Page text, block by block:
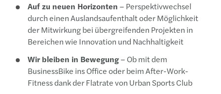
Auf zu neuen Horizonten – Perspektivwechsel
durch einen Auslandsaufenthalt oder Möglichkeit
der Mitwirkung bei übergreifenden Projekten in
Bereichen wie Innovation und Nachhaltigkeit
Wir bleiben in Bewegung– Ob mit dem
BusinessBike ins Office oder beim After-Work-
Fitness dank der Flatrate von Urban Sports Club